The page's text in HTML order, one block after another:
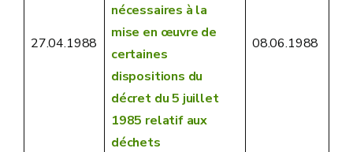
27.04.1988
nécessaires à la
mise en œuvre de
certaines
dispositions du
décret du 5 juillet
1985 relatif aux
déchets
08.06.1988